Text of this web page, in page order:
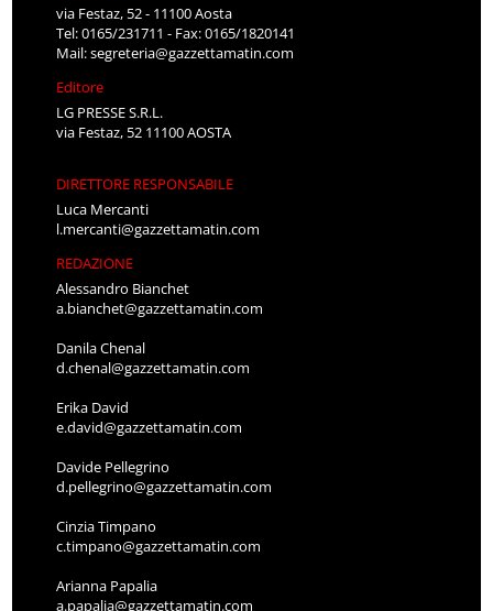
via Festaz, 52 - 11100 Aosta
Tel: 0165/231711 - Fax: 0165/1820141
Mail:segreteria@gazzettamatin.com
Editore
LG PRESSE S.R.L.
via Festaz, 52 11100 AOSTA
DIRETTORE RESPONSABILE
Luca Mercanti
l.mercanti@gazzettamatin.com
REDAZIONE
Alessandro Bianchet
a.bianchet@gazzettamatin.com
Danila Chenal
d.chenal@gazzettamatin.com
Erika David
e.david@gazzettamatin.com
Davide Pellegrino
d.pellegrino@gazzettamatin.com
Cinzia Timpano
c.timpano@gazzettamatin.com
Arianna Papalia
a.papalia@gazzettamatin.com